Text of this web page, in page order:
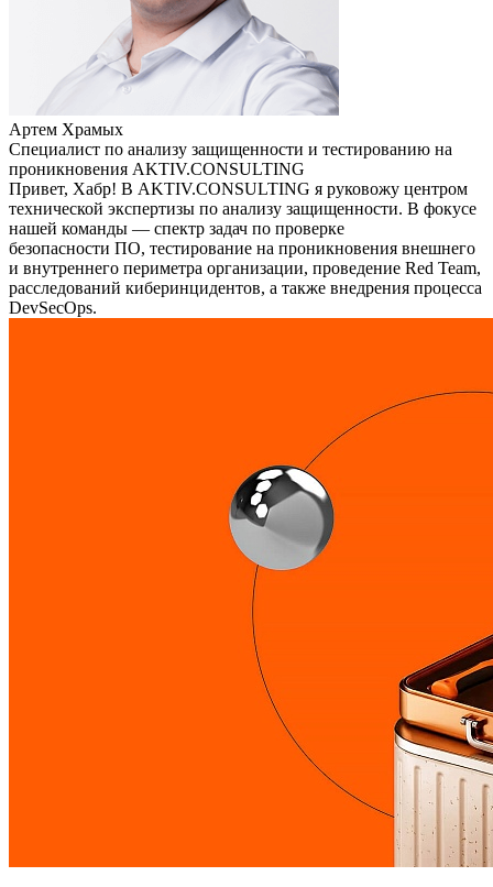
Артем Храмых
Специалист по анализу защищенности и тестированию на
проникновения AKTIV.CONSULTING
Привет, Хабр! В AKTIV.CONSULTING я руковожу центром
технической экспертизы по анализу защищенности. В фокусе
нашей команды — спектр задач по проверке
безопасности ПО, тестирование на проникновения внешнего
и внутреннего периметра организации, проведение Red Team,
расследований киберинцидентов, а также внедрения процесса
DevSecOps.